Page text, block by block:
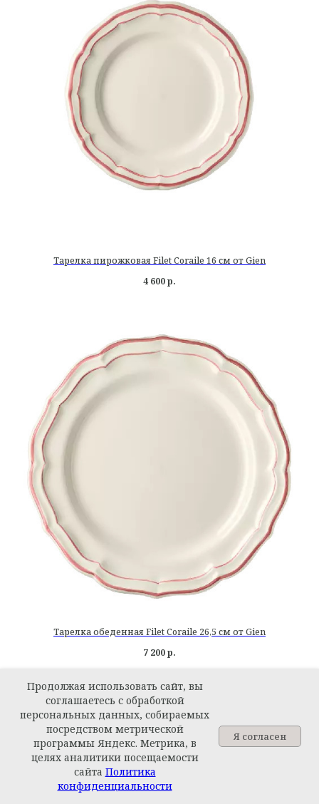
Тарелка пирожковая Filet Coraile 16 см от Gien
4 600р.
Тарелка обеденная Filet Coraile 26,5 см от Gien
7 200р.
Продолжая использовать сайт, вы
соглашаетесь с обработкой
персональных данных, собираемых
посредством метрической
программы Яндекс. Метрика, в
целях аналитики посещаемости
сайта Политика
конфиденциальности
Я согласен